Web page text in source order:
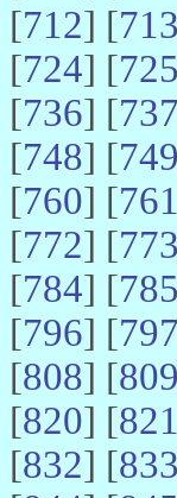
[712] [713
[724] [725
[736] [737
[748] [749
[760] [761
[772] [773
[784] [785
[796] [797
[808] [809
[820] [821
[832] [833